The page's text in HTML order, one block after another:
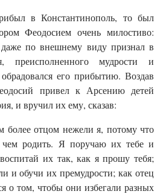
в Константинополь, то был
Феодосием очень милостиво:
по внешнему виду признал в
преисполненного мудрости и
его прибытию. Воздав
привел к Арсению детей
и вручил их ему, сказав:
отцом нежели я, потому что
чем родить. Я поручаю их тебе и
их так, как я прошу тебя;
и обучи их премудрости; как отец
о том, чтобы они избегали разных